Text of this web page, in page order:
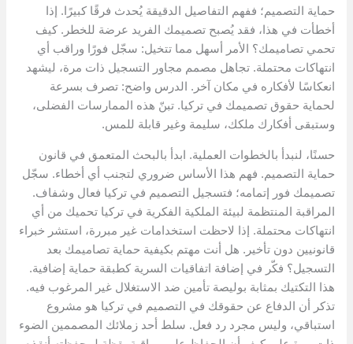
حماية التصميم؛ ففهم التفاصيل الدقيقة يُحدث فرقًا كبيرًا. إذا
أخطأت في هذا، فقد يُصبح تصميمك الفريد عرضة للخطر. كيف
تحمي تصاميمك؟ الأمر أسهل مما تتخيل: سجّل فورًا وراقب أي
انتهاكات محتملة. تجاهل مصمم مجاور التسجيل ذات مرة، ليشهد
انعكاسًا لأفكاره في مكان آخر. الدرس واضح: تصرف بسرعة
لحماية حقوق تصميمك في تركيا. تبنّ هذه الممارسات الفضلى،
وستبقى أفكارك ملكك، سليمة وغير قابلة للمس.
حسنًا، لنبدأ بالخطوات العملية. ابدأ بالبحث المتعمق في قانون
حماية التصميم. فهم هذا الأساس ضروري لتجنب أي أخطاء. سجّل
تصميمك فور إتمامه؛ فتسجيل التصميم في تركيا فعال وشفاف.
المراقبة المنتظمة لبيئة الملكية الفكرية في تركيا تحميك من أي
انتهاكات محتملة. إذا لاحظت استخدامات غير مبررة، استشر خبراء
قانونيين دون تأخير. هل أنت مهتم بكيفية حماية تصاميمك بعد
التسجيل؟ فكّر في إضافة اتفاقيات السرية كطبقة حماية إضافية.
هذا التكتيك بمثابة بوليصة تأمين ضد الاستغلال غير المرغوب فيه.
تذكر أن الدفاع عن حقوقك في التصميم في تركيا هو مشروع
استباقي، وليس مجرد رد فعل. سلط أحد زملائك المصممين الضوء